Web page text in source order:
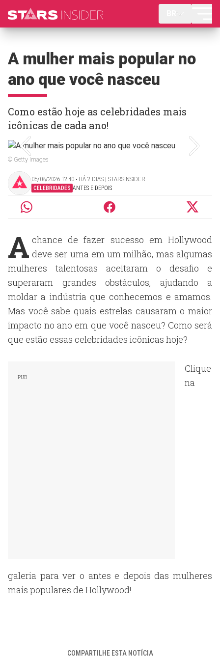
A mulher mais popular no
ano que você nasceu
Como estão hoje as celebridades mais
icônicas de cada ano!
© Getty Images
05/08/2026 12:40 ‧ HÁ 2 DIAS | STARSINSIDER
CELEBRIDADES ANTES E DEPOIS
A chance de fazer sucesso em Hollywood
deve ser uma em um milhão, mas algumas
mulheres talentosas aceitaram o desafio e
superaram grandes obstáculos, ajudando a
moldar a indústria que conhecemos e amamos.
Mas você sabe quais estrelas causaram o maior
impacto no ano em que você nasceu? Como será
que estão essas celebridades icônicas hoje?
Clique
na
galeria para ver o antes e depois das mulheres
mais populares de Hollywood!
COMPARTILHE ESTA NOTÍCIA